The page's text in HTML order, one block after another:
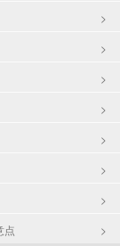
点